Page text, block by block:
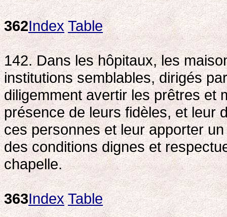
362Index Table
142. Dans les hôpitaux, les
institutions semblables, dirigés
diligemment avertir les prêtres et
présence de leurs fidèles, et leur
ces personnes et leur apporter
des conditions dignes et
chapelle.
363Index Table